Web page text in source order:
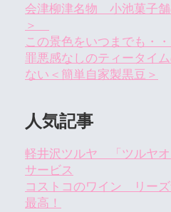
会津柳津名物 小池菓子舗
＞
この景色をいつまでも・・
罪悪感なしのティータイ
ない＜簡単自家製黒豆＞
人気記事
軽井沢ツルヤ 「ツルヤ
サービス
コストコのワイン リー
最高！